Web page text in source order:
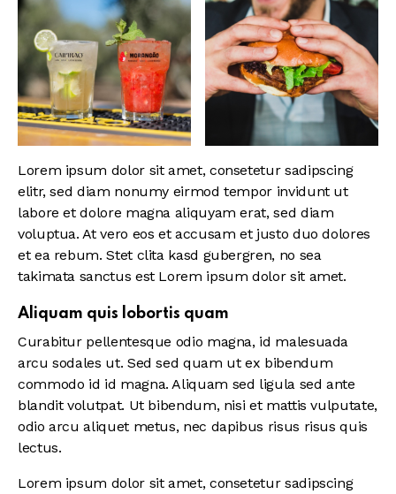
Lorem ipsum dolor sit amet, consetetur sadipscing
elitr, sed diam nonumy eirmod tempor invidunt ut
labore et dolore magna aliquyam erat, sed diam
voluptua. At vero eos et accusam et justo duo dolores
et ea rebum. Stet clita kasd gubergren, no sea
takimata sanctus est Lorem ipsum dolor sit amet.
Aliquam quis lobortis quam
Curabitur pellentesque odio magna, id malesuada
arcu sodales ut. Sed sed quam ut ex bibendum
commodo id id magna. Aliquam sed ligula sed ante
blandit volutpat. Ut bibendum, nisi et mattis vulputate,
odio arcu aliquet metus, nec dapibus risus risus quis
lectus.
Lorem ipsum dolor sit amet, consetetur sadipscing